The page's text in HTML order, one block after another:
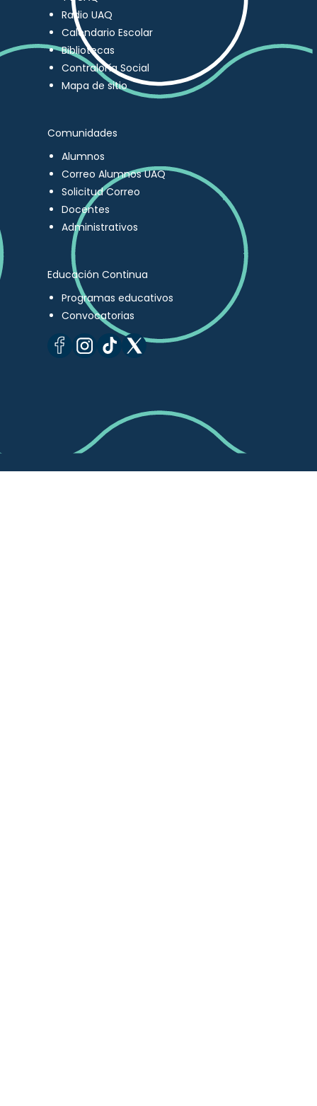
Radio UAQ
Calendario Escolar
Bibliotecas
Contraloría Social
Mapa de sitio
Comunidades
Alumnos
Correo Alumnos UAQ
Solicitud Correo
Docentes
Administrativos
Educación Continua
Programas educativos
Convocatorias